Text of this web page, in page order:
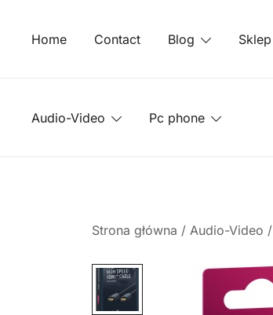
Home Contact Blog Sklep
Audio-Video Pc phone
Strona główna / Audio-Video /